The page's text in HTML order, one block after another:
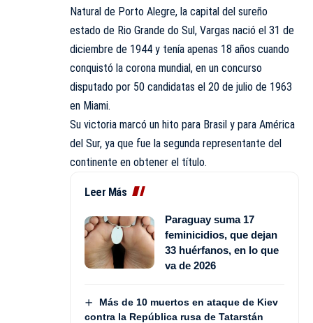
Natural de Porto Alegre, la capital del sureño
estado de Rio Grande do Sul, Vargas nació el 31 de
diciembre de 1944 y tenía apenas 18 años cuando
conquistó la corona mundial, en un concurso
disputado por 50 candidatas el 20 de julio de 1963
en Miami.
Su victoria marcó un hito para Brasil y para América
del Sur, ya que fue la segunda representante del
continente en obtener el título.
Leer Más
Paraguay suma 17
feminicidios, que dejan
33 huérfanos, en lo que
va de 2026
Más de 10 muertos en ataque de Kiev
contra la República rusa de Tatarstán